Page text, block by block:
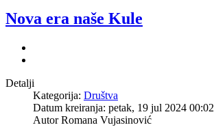
Nova era naše Kule
Detalji
Kategorija: Društva
Datum kreiranja: petak, 19 jul 2024 00:02
Autor Romana Vujasinović